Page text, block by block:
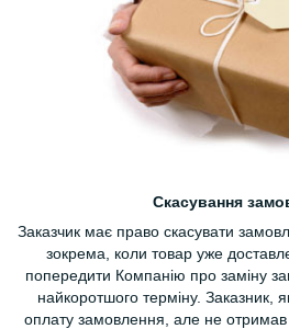
Скасування
Заказчик має право скасувати
зокрема, коли товар уже
попередити Компанію про заміну
найкоротшого терміну. Заказник,
оплату замовлення, але не